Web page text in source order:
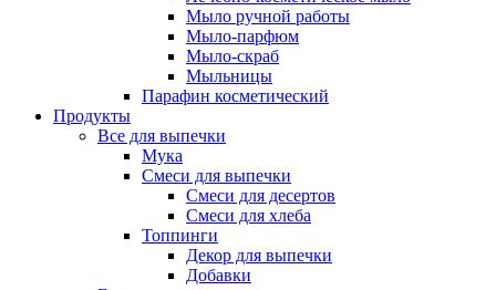
Мыло ручной работы
Мыло-парфюм
Мыло-скраб
Мыльницы
Парафин косметический
Продукты
Все для выпечки
Мука
Смеси для выпечки
Смеси для десертов
Смеси для хлеба
Топпинги
Декор для выпечки
Добавки